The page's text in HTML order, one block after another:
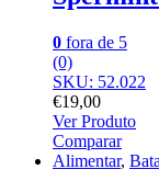
0 fora de 5
(0)
SKU: 52.022
€19,00
Ver Produto
Comparar
Alimentar,